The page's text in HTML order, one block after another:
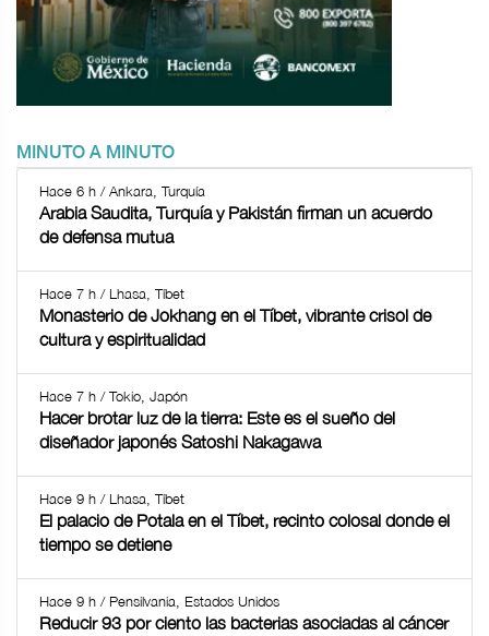
MINUTO A MINUTO
Hace 6 h / Ankara, Turquía
Arabia Saudita, Turquía y Pakistán firman un acuerdo
de defensa mutua
Hace 7 h / Lhasa, Tíbet
Monasterio de Jokhang en el Tíbet, vibrante crisol de
cultura y espiritualidad
Hace 7 h / Tokio, Japón
Hacer brotar luz de la tierra: Este es el sueño del
diseñador japonés Satoshi Nakagawa
Hace 9 h / Lhasa, Tíbet
El palacio de Potala en el Tíbet, recinto colosal donde el
tiempo se detiene
Hace 9 h / Pensilvania, Estados Unidos
Reducir 93 por ciento las bacterias asociadas al cáncer